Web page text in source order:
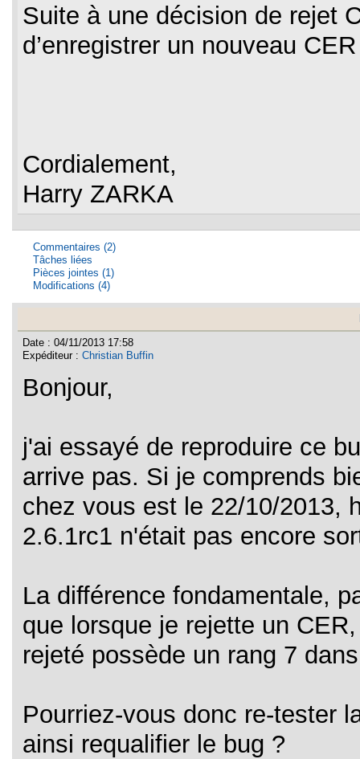
Suite à une décision de rejet
d’enregistrer un nouveau
Cordialement,
Harry ZARKA
Commentaires (2)
Tâches liées
Pièces jointes (1)
Modifications (4)
Date : 04/11/2013 17:58
Expéditeur : Christian Buffin
Bonjour,
j'ai essayé de reproduire ce
arrive pas. Si je comprends
chez vous est le 22/10/2013,
2.6.1rc1 n'était pas encore
La différence fondamentale,
que lorsque je rejette un
rejeté possède un rang 7
Pourriez-vous donc re-tester
ainsi requalifier le bug ?